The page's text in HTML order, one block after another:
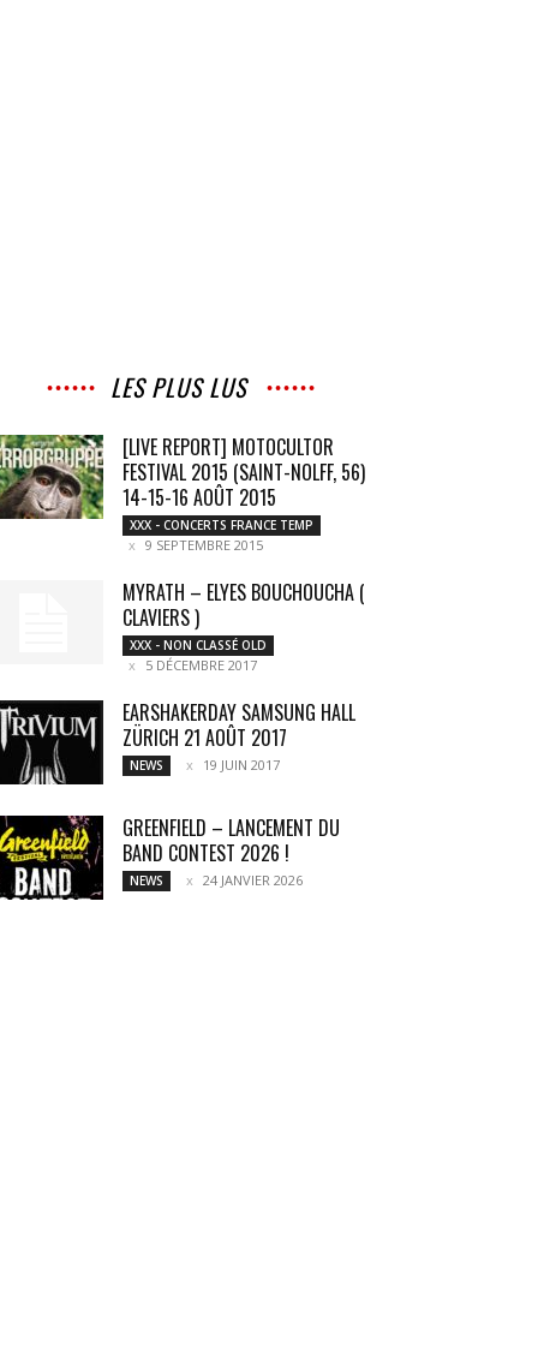
LES PLUS LUS
[LIVE REPORT] MOTOCULTOR
FESTIVAL 2015 (SAINT-NOLFF, 56)
14-15-16 AOÛT 2015
XXX - CONCERTS FRANCE TEMP
9 SEPTEMBRE 2015
MYRATH – ELYES BOUCHOUCHA (
CLAVIERS )
XXX - NON CLASSÉ OLD
5 DÉCEMBRE 2017
EARSHAKERDAY SAMSUNG HALL
ZÜRICH 21 AOÛT 2017
NEWS 19 JUIN 2017
GREENFIELD – LANCEMENT DU
BAND CONTEST 2026 !
NEWS 24 JANVIER 2026